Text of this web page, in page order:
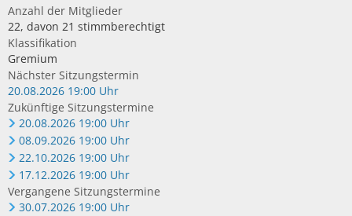
Anzahl der Mitglieder
22, davon 21 stimmberechtigt
Klassifikation
Gremium
Nächster Sitzungstermin
20.08.2026 19:00 Uhr
Zukünftige Sitzungstermine
20.08.2026 19:00 Uhr
08.09.2026 19:00 Uhr
22.10.2026 19:00 Uhr
17.12.2026 19:00 Uhr
Vergangene Sitzungstermine
30.07.2026 19:00 Uhr